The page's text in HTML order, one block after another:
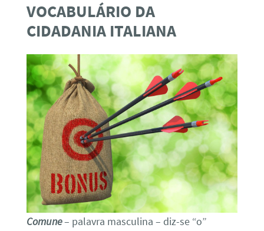
VOCABULÁRIO DA
CIDADANIA ITALIANA
Comune– palavra masculina – diz-se “o”